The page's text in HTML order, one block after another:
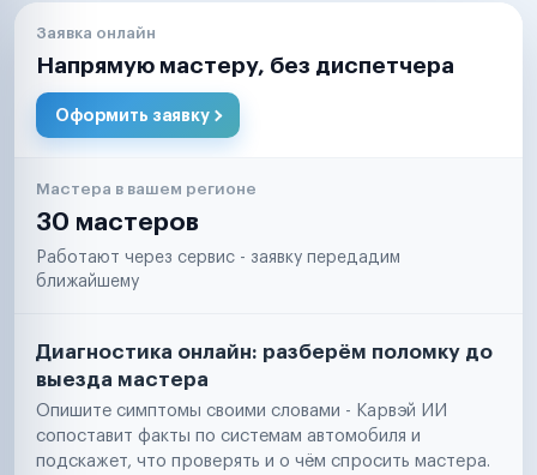
Заявка онлайн
Напрямую мастеру, без диспетчера
Оформить заявку
Мастера в вашем регионе
30 мастеров
Работают через сервис - заявку передадим
ближайшему
Диагностика онлайн: разберём поломку до
выезда мастера
Опишите симптомы своими словами - Карвэй ИИ
сопоставит факты по системам автомобиля и
подскажет, что проверять и о чём спросить мастера.